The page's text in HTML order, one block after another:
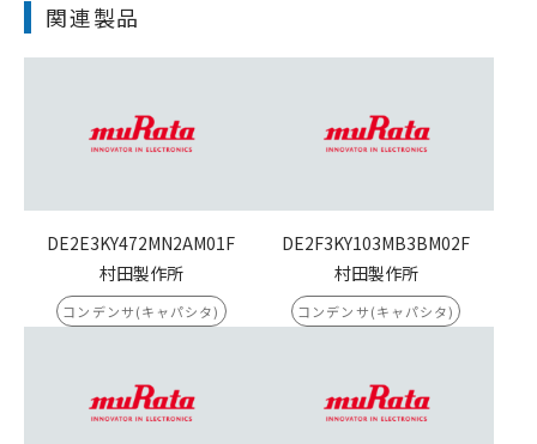
関連製品
DE2E3KY472MN2AM01F
村田製作所
コンデンサ(キャパシタ)
DE2F3KY103MB3BM02F
村田製作所
コンデンサ(キャパシタ)